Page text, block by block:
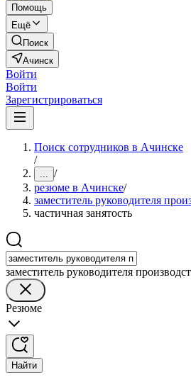
Помощь
Ещё
Поиск
Ачинск
Войти
Войти
Зарегистрироваться
Поиск сотрудников в Ачинске
/
... /
резюме в Ачинске/
заместитель руководителя
частичная занятость
заместитель руководителя
Резюме
Найти